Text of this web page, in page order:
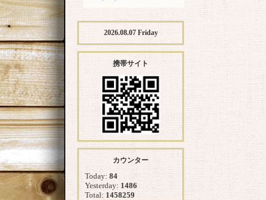
2026.08.07 Friday
携帯サイト
カウンター
Today: 84
Yesterday: 1486
Total: 1458259